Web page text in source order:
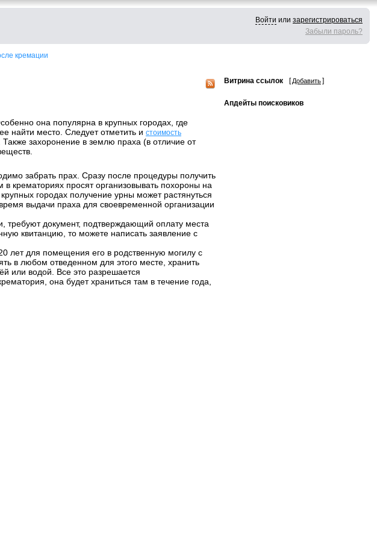
Войти или зарегистрироваться
Забыли пароль?
кремации
она популярна в крупных городах, где
найти место. Следует отметить и стоимость
захоронение в землю праха (в отличие от
забрать прах. Сразу после процедуры получить
крематориях просят организовывать похороны на
городах получение урны может растянуться
выдачи праха для своевременной организации
требуют документ, подтверждающий оплату места
квитанцию, то можете написать заявление с
лет для помещения его в родственную могилу с
в любом отведенном для этого месте, хранить
или водой. Все это разрешается
она будет храниться там в течение года,
Витрина ссылок [ Добавить]
Апдейты поисковиков